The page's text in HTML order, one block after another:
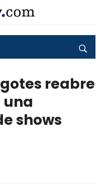
reabre
una
shows